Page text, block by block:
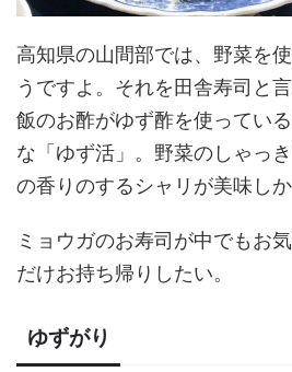
高知県の山間部では、野菜を
うですよ。それを田舎寿司と
飯のお酢がゆず酢を使ってい
な「ゆず活」。野菜のしゃっ
の香りのするシャリが美味しか
ミョウガのお寿司が中でもお
だけお持ち帰りしたい。
ゆずがり